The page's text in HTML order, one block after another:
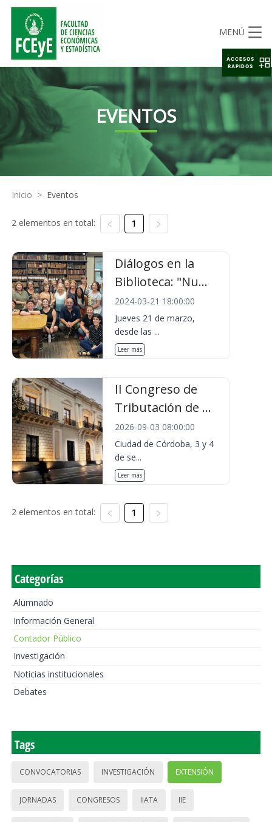
MENÚ
EVENTOS
Inicio > Eventos
2 elementos en total: 1
Diálogos en la
Biblioteca: "Nu...
2024-03-21 18:00:00
Jueves 21 de marzo,
desde las ...
Leer más
II Congreso de
Tributación de ...
2026-09-03 08:00:00
Ciudad de Córdoba, 3 y 4
de se...
Leer más
2 elementos en total: 1
Categorías
Alumnado
Información General
Contador Público
Investigación
Noticias institucionales
Debates
Tags
CONVOCATORIAS INVESTIGACIÓN EXTENSIÓN
JORNADAS CONGRESOS IIATA IIE
ACCESOS
RAPIDOS